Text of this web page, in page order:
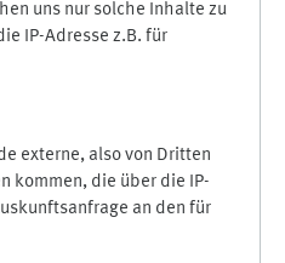
uns nur solche Inhalte zu
IP-Adresse z.B. für
externe, also von Dritten
kommen, die über die IP-
an den für